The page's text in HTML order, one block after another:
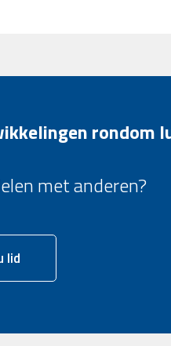
rondom
met anderen?
lid